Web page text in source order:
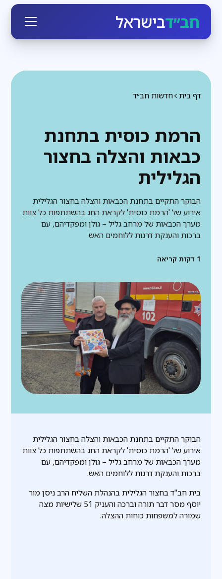
חב״דבישראל
חדשות חב״ד דף בית
הרמת כוסית בתחנת
כבאות והצלה בחצור
הגלילית
הבוקר התקיים בתחנת הכבאות והצלה בחצור הגלילית
אירוע של 'הרמת כוסית' לקראת החג בהשתתפות כל צוות
מערך הכבאות של מרחב גליל – גולן ומפקדיהם, עם
ברכות והענקת דרגות ללוחמים האש
1 דקות קריאה
הבוקר התקיים בתחנת הכבאות והצלה בחצור הגלילית
אירוע של 'הרמת כוסית' לקראת החג בהשתתפות כל צוות
מערך הכבאות של מרחב גליל – גולן ומפקדיהם, עם
ברכות והענקת דרגות ללוחמים האש.
בית חב"ד בחצור הגלילית בהנהלת השליח הרב ניסן מור
יוסף מסר דבר תורה וברכה והעניק 51 שלישיות מצה
שמורה למשפחות כוחות ההצלה.